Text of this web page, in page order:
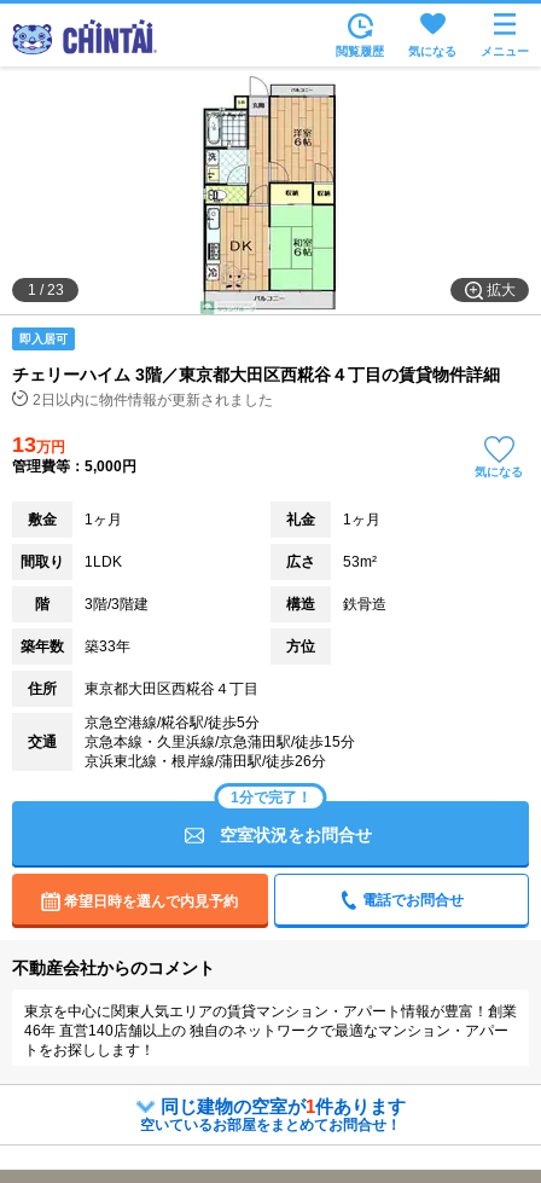
沿線・駅から
住所から
家賃相場から
通勤通学時間から
物件特集から
不動産会社から
閲覧履歴 気になる メニュー
拡大
1 /23
即入居可
チェリーハイム 3階／東京都大田区西糀谷４丁目の賃貸物件詳細
2日以内に物件情報が更新されました
13万円
管理費等：5,000円
気になる
敷金 1ヶ月 礼金 1ヶ月
間取り 1LDK 広さ 53m²
階 3階/3階建 構造 鉄骨造
築年数 築33年 方位
住所 東京都大田区西糀谷４丁目
交通
京急空港線/糀谷駅/徒歩5分
京急本線・久里浜線/京急蒲田駅/徒歩15分
京浜東北線・根岸線/蒲田駅/徒歩26分
1分で完了！
空室状況をお問合せ
希望日時を選んで内見予約 電話でお問合せ
不動産会社からのコメント
東京を中心に関東人気エリアの賃貸マンション・アパート情報が豊富！創業
46年 直営140店舗以上の 独自のネットワークで最適なマンション・アパー
トをお探しします！
同じ建物の空室が1件あります
空いているお部屋をまとめてお問合せ！